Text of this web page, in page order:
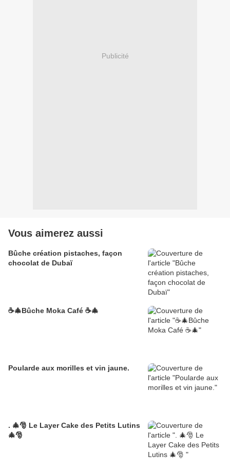
Publicité
Vous aimerez aussi
Bûche création pistaches, façon
chocolat de Dubaï
☕🎄Bûche Moka Café ☕🎄
Poularde aux morilles et vin jaune.
. 🎄🎅 Le Layer Cake des Petits Lutins
🎄🎅